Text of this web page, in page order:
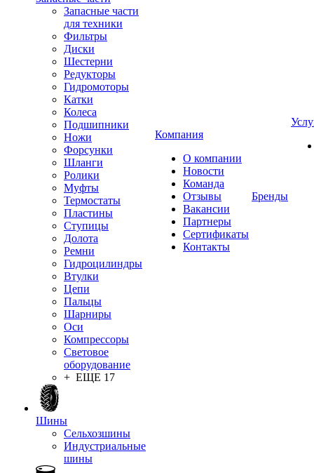
Запасные части
для техники
Фильтры
Диски
Шестерни
Редукторы
Гидромоторы
Катки
Колеса
Подшипники
Ножи
Форсунки
Шланги
Ролики
Муфты
Термостаты
Пластины
Ступицы
Долота
Ремни
Гидроцилиндры
Втулки
Цепи
Пальцы
Шарниры
Оси
Компрессоры
Световое
оборудование
+ ЕЩЕ 17
Шины
Сельхозшины
Индустриальные
шины
Компания
О компании
Новости
Команда
Отзывы
Вакансии
Партнеры
Сертификаты
Контакты
Бренды